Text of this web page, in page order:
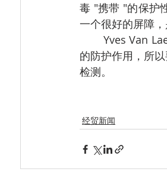
毒 "携带 "的保护
一个很好的屏障
Yves Van
的防护作用，所
检测。
经贸新闻